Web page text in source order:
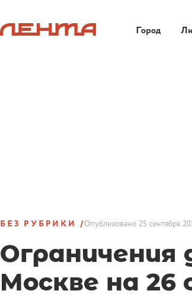
Город
БЕЗ РУБРИКИ Опубликовано 25 сентября
Ограничения
Москве на 26